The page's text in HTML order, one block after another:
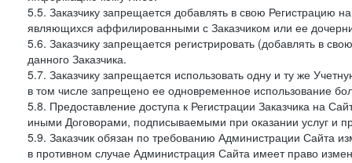
5.5. Заказчику запрещается добавлять в свою Регистрацию
являющихся аффилированными с Заказчиком или ее
5.6. Заказчику запрещается регистрировать (добавлять в
данного Заказчика.
5.7. Заказчику запрещается использовать одну и ту же
в том числе запрещено ее одновременное использование
5.8. Предоставление доступа к Регистрации Заказчика на
иными Договорами, подписываемыми при оказании услуг и
5.9. Заказчик обязан по требованию Администрации Сайта
в противном случае Администрация Сайта имеет право